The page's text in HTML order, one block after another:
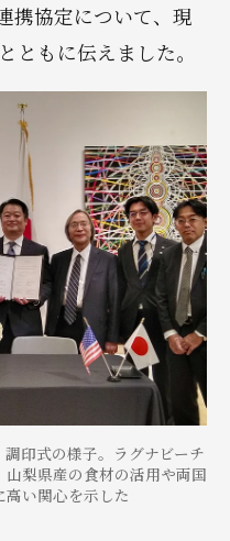
携協定について、現
ともに伝えました。
印式の様子。ラグナビーチ
梨県産の食材の活用や両国
い関心を示した